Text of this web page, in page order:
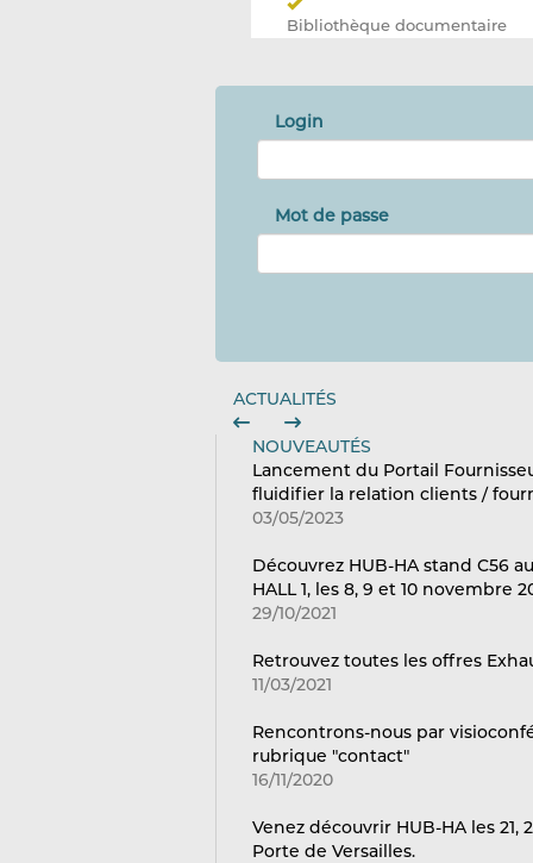
Bibliothèque documentaire
Login
Mot de passe
ACTUALITÉS
NOUVEAUTÉS
Lancement du Portail
fluidifier la relation clients /
03/05/2023
Découvrez HUB-HA stand C56
HALL 1, les 8, 9 et 10 novembre
29/10/2021
Retrouvez toutes les offres
11/03/2021
Rencontrons-nous par
rubrique "contact"
16/11/2020
Venez découvrir HUB-HA les 21,
Porte de Versailles.